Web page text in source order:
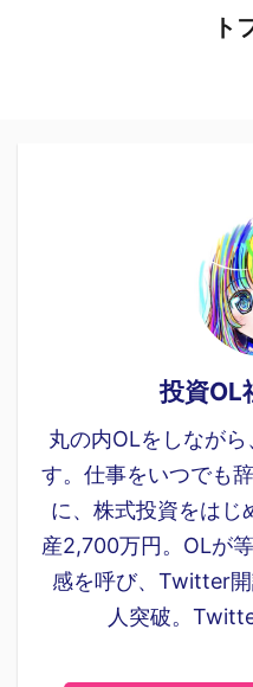
ト
投資OL
丸の内OLをしなが
す。仕事をいつでも
に、株式投資をは
産2,700万円。OLが
感を呼び、Twitter
人突破。